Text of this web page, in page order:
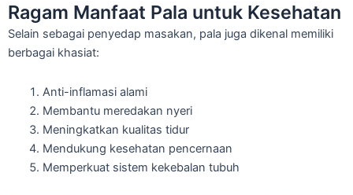
Ragam Manfaat Pala untuk Kesehatan
Selain sebagai penyedap masakan, pala juga dikenal memiliki
berbagai khasiat:
Anti-inflamasi alami
Membantu meredakan nyeri
Meningkatkan kualitas tidur
Mendukung kesehatan pencernaan
Memperkuat sistem kekebalan tubuh